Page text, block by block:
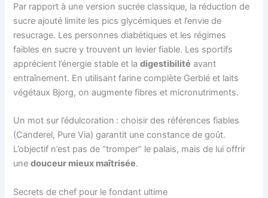
Par rapport à une version sucrée classique, la réduction de
sucre ajouté limite les pics glycémiques et l’envie de
resucrage. Les personnes diabétiques et les régimes
faibles en sucre y trouvent un levier fiable. Les sportifs
apprécient l’énergie stable et ladigestibilité avant
entraînement. En utilisant farine complète Gerblé et laits
végétaux Bjorg, on augmente fibres et micronutriments.
Un mot sur l’édulcoration : choisir des références fiables
(Canderel, Pure Via) garantit une constance de goût.
L’objectif n’est pas de “tromper” le palais, mais de lui offrir
unedouceur mieux maîtrisée.
Secrets de chef pour le fondant ultime